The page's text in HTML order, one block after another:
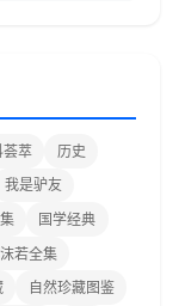
荟萃
历史
我是驴友
国学经典
若全集
自然珍藏图鉴